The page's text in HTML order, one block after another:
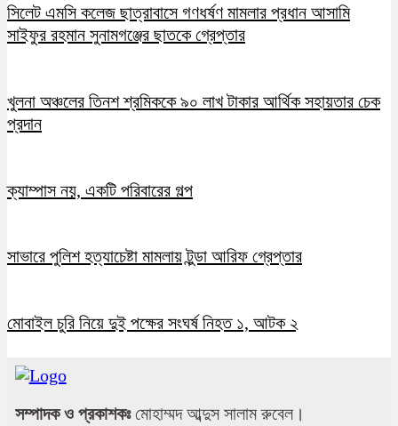
সিলেট এমসি কলেজ ছাত্রাবাসে গণধর্ষণ মামলার প্রধান আসামি
সাইফুর রহমান সুনামগঞ্জের ছাতকে গ্রেপ্তার
খুলনা অঞ্চলের তিনশ শ্রমিককে ৯০ লাখ টাকার আর্থিক সহায়তার চেক
প্রদান
ক্যাম্পাস নয়, একটি পরিবারের গল্প
সাভারে পুলিশ হত্যাচেষ্টা মামলায় টুন্ডা আরিফ গ্রেপ্তার
মোবাইল চুরি নিয়ে দুই পক্ষের সংঘর্ষ নিহত ১, আটক ২
সম্পাদক ও প্রকাশকঃমোহাম্মদ আব্দুস সালাম রুবেল।